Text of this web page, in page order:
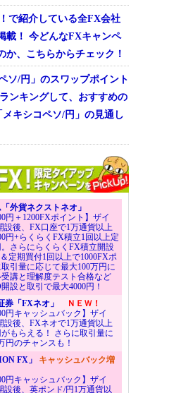
で紹介している全FX会社
載！ 今どんなFXキャンペ
か、こちらからチェック！
ソ/円」のスワップポイント
ンキングして、おすすめの
キシコペソ/円」の見通し
外貨ネクストネオ」
円＋1200FXポイント】ザイ
設後、FX口座で1万通貨以上
円+らくらくFX積立1回以上定
。さらにらくらくFX積立開設
定期買付1回以上で1000FXポ
引量に応じて最大100万円に
講と理解度テスト合格など
設と取引で最大4000円！
券「FXネオ」
ＮＥＷ！
円キャッシュバック】ザイ
設後、FXネオで1万通貨以上
もらえる！ さらに取引量に
円のチャンスも！
FX」 キャッシュバック増
円キャッシュバック】ザイ
設後、英ポンド/円1万通貨以